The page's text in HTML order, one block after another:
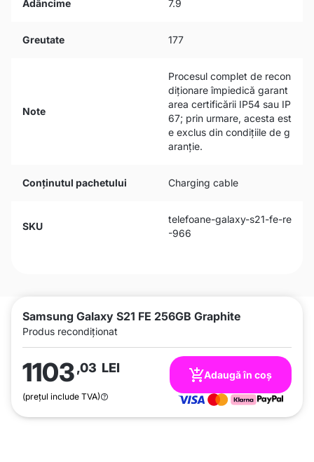
Samsung Galaxy S21 FE 256GB Graphite
Produs recondiționat
1103,03 LEI
(prețul include TVA)
Adaugă în coș
Adâncime 7.9
Greutate 177
Note
Procesul complet de recon
diționare împiedică garant
area certificării IP54 sau IP
67; prin urmare, acesta est
e exclus din condițiile de g
aranție.
Conținutul pachetului Charging cable
SKU
telefoane-galaxy-s21-fe-re
-966